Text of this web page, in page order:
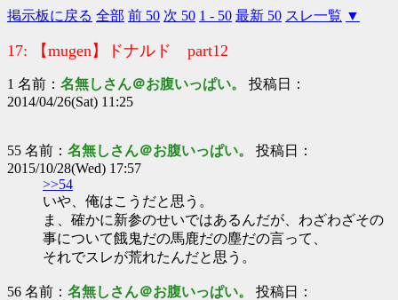
掲示板に戻る 全部 前 50 次 50 1 - 50 最新 50 スレ一覧 ▼
17: 【mugen】ドナルド part12
1 名前： 名無しさん＠お腹いっぱい。 投稿日：
2014/04/26(Sat) 11:25
55 名前： 名無しさん＠お腹いっぱい。 投稿日：
2015/10/28(Wed) 17:57
>>54
いや、俺はこうだと思う。
ま、確かに新参のせいではあるんだが、わざわざその
事について餓鬼だの馬鹿だの塵だの言って、
それでスレが荒れたんだと思う。
56 名前： 名無しさん＠お腹いっぱい。 投稿日：